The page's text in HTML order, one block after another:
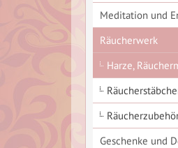
Meditation und
Räucherwerk
Harze,
Geschenke und